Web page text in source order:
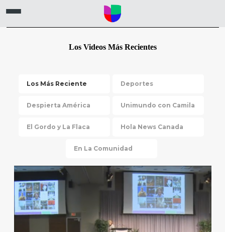
Los Videos Más Recientes
Los Más Reciente Deportes
Despierta América Unimundo con Camila
El Gordo y La Flaca Hola News Canada
En La Comunidad